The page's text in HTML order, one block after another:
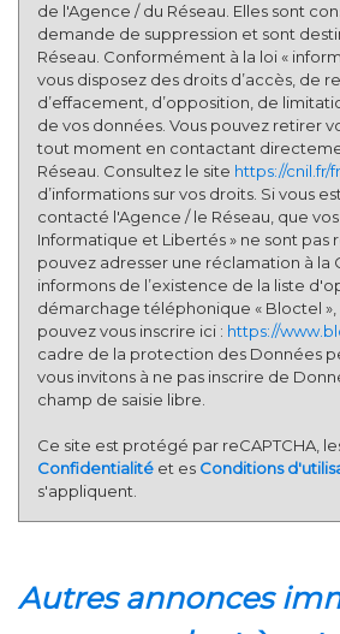
Appartements
Familles avec 3 enfants
de l'Agence / du Réseau. Elles sont
demande de suppression et sont
Réseau. Conformément à la loi «
vous disposez des droits d’accès, de
d’effacement, d’opposition, de
de vos données. Vous pouvez retirer
tout moment en contactant
Réseau. Consultez le site https://cnil.fr/fr
d’informations sur vos droits. Si vous
contacté l'Agence / le Réseau, que
Informatique et Libertés » ne sont pas
pouvez adresser une réclamation à la
informons de l’existence de la liste
démarchage téléphonique « Bloctel »,
pouvez vous inscrire ici : https://
cadre de la protection des Données
vous invitons à ne pas inscrire de
champ de saisie libre.
Ce site est protégé par reCAPTCHA,
Confidentialité et es Conditions
s'appliquent.
autres annonces immobilières